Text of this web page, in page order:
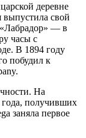
деревне
свой
— в
часы с
В 1894 году
побудил к
На
получивших
заняла первое